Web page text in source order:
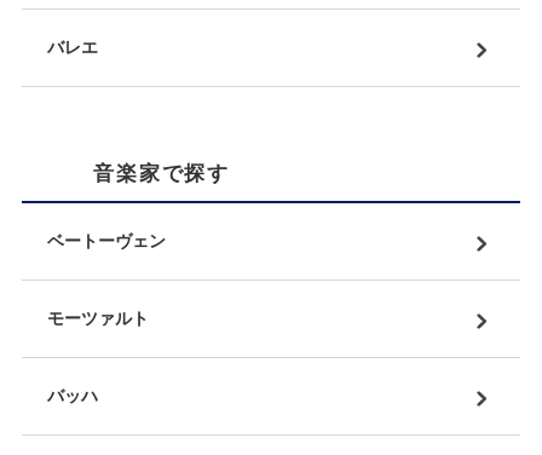
バレエ
音楽家で探す
ベートーヴェン
モーツァルト
バッハ